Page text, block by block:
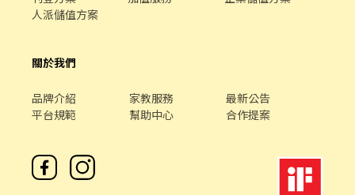
路241號1樓 士林永平店 台北市士林區永平街40號1樓 士林文昌店
士林區德行東路205號1樓 士林延平店 台北市士林區延平北路五段
---------- 【應徵流程】 以上地點可以應徵，都歡迎詢問喲！ ID：
@011wipti *會有你的專屬顧問 Tommy偷米 與您聯繫哦* 截圖給
人派儲值方案
關於我們
品牌介紹 家教服務
最新公告
平台規範
幫助中心 合作提案